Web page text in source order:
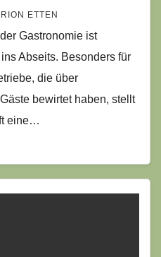
ETTEN
Gastronomie ist
Abseits. Besonders für
die über
bewirtet haben, stellt
eine…